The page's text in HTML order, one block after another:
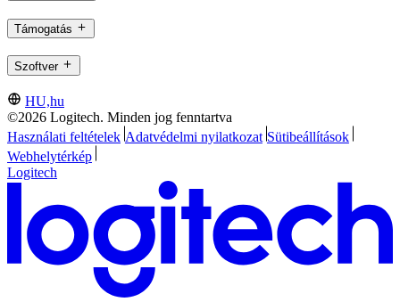
Támogatás
Szoftver
HU,hu
©2026 Logitech. Minden jog fenntartva
Használati feltételek Adatvédelmi nyilatkozat Sütibeállítások
Webhelytérkép
Logitech